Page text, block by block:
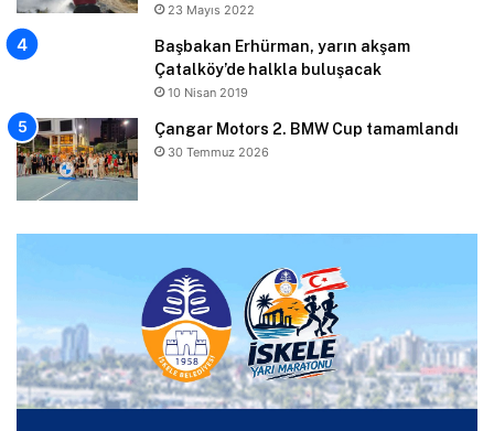
23 Mayıs 2022
Başbakan Erhürman, yarın akşam
Çatalköy’de halkla buluşacak
10 Nisan 2019
Çangar Motors 2. BMW Cup tamamlandı
30 Temmuz 2026